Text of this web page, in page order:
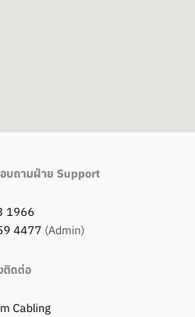
บถามฝ่าย Support
1966
4477 (Admin)
ติดต่อ
Cabling